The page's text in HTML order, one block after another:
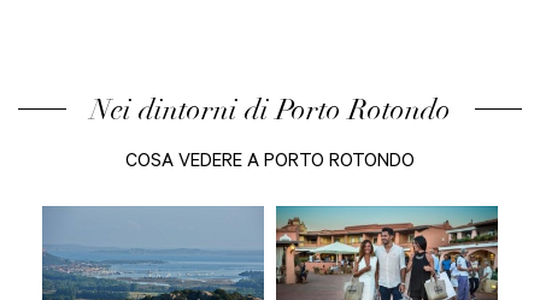
Nei dintorni di Porto Rotondo
COSA VEDERE A PORTO ROTONDO